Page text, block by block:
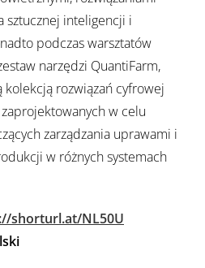
sztucznej inteligencji i
podczas warsztatów
narzędzi QuantiFarm,
rozwiązań cyfrowej
w celu
zarządzania uprawami i
w różnych systemach
shorturl.at/NL50U